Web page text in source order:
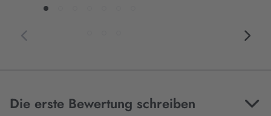
Die erste Bewertung schreiben